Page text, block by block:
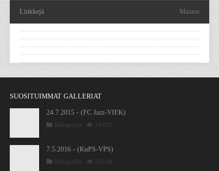
Linkkejä Mainos
SUOSITUIMMAT GALLERIAT
24.7.2015 - (FC Jazz-VIFK)
Jalkapallo
34353
7.5.2016 - (KuPS-VPS)
Jalkapallo
33210